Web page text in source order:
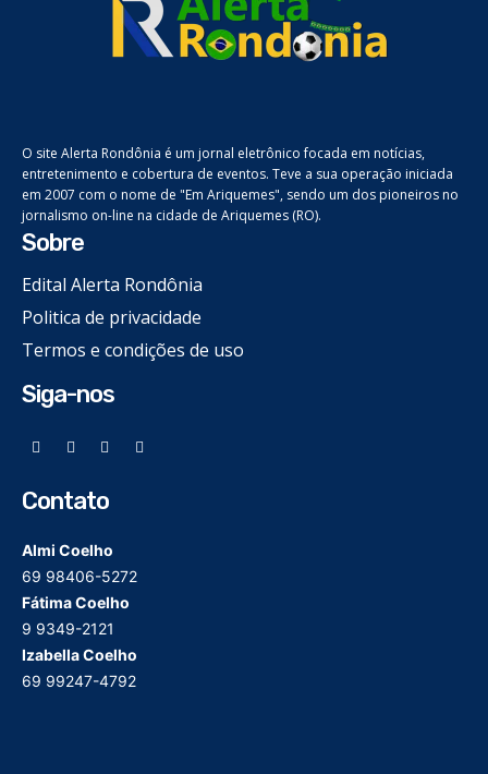
O site Alerta Rondônia é um jornal eletrônico focada em notícias,
entretenimento e cobertura de eventos. Teve a sua operação iniciada
em 2007 com o nome de "Em Ariquemes", sendo um dos pioneiros no
jornalismo on-line na cidade de Ariquemes (RO).
Sobre
Edital Alerta Rondônia
Politica de privacidade
Termos e condições de uso
Siga-nos
Contato
Almi Coelho
69 98406-5272
Fátima Coelho
9 9349-2121
Izabella Coelho
69 99247-4792